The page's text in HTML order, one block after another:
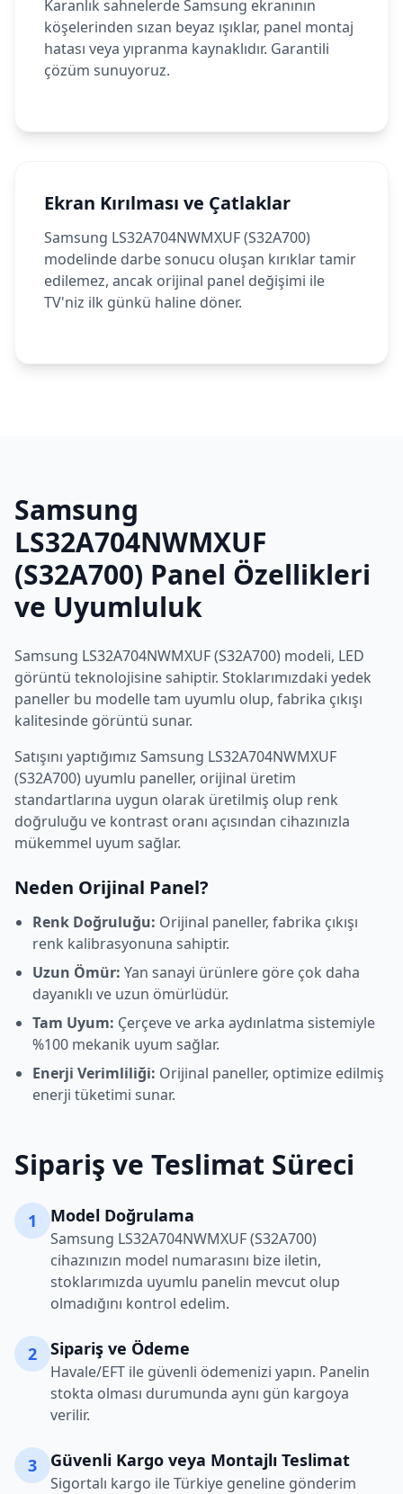
Karanlık sahnelerde Samsung ekranının
köşelerinden sızan beyaz ışıklar, panel montaj
hatası veya yıpranma kaynaklıdır. Garantili
çözüm sunuyoruz.
Ekran Kırılması ve Çatlaklar
Samsung LS32A704NWMXUF (S32A700)
modelinde darbe sonucu oluşan kırıklar tamir
edilemez, ancak orijinal panel değişimi ile
TV'niz ilk günkü haline döner.
Samsung
LS32A704NWMXUF
(S32A700) Panel Özellikleri
ve Uyumluluk
Samsung LS32A704NWMXUF (S32A700) modeli, LED
görüntü teknolojisine sahiptir. Stoklarımızdaki yedek
paneller bu modelle tam uyumlu olup, fabrika çıkışı
kalitesinde görüntü sunar.
Satışını yaptığımız Samsung LS32A704NWMXUF
(S32A700) uyumlu paneller, orijinal üretim
standartlarına uygun olarak üretilmiş olup renk
doğruluğu ve kontrast oranı açısından cihazınızla
mükemmel uyum sağlar.
Neden Orijinal Panel?
Renk Doğruluğu: Orijinal paneller, fabrika çıkışı
renk kalibrasyonuna sahiptir.
Uzun Ömür: Yan sanayi ürünlere göre çok daha
dayanıklı ve uzun ömürlüdür.
Tam Uyum: Çerçeve ve arka aydınlatma sistemiyle
%100 mekanik uyum sağlar.
Enerji Verimliliği: Orijinal paneller, optimize edilmiş
enerji tüketimi sunar.
Sipariş ve Teslimat Süreci
1 Model Doğrulama
Samsung LS32A704NWMXUF (S32A700)
cihazınızın model numarasını bize iletin,
stoklarımızda uyumlu panelin mevcut olup
olmadığını kontrol edelim.
2 Sipariş ve Ödeme
Havale/EFT ile güvenli ödemenizi yapın. Panelin
stokta olması durumunda aynı gün kargoya
verilir.
3 Güvenli Kargo veya Montajlı Teslimat
Sigortalı kargo ile Türkiye geneline gönderim